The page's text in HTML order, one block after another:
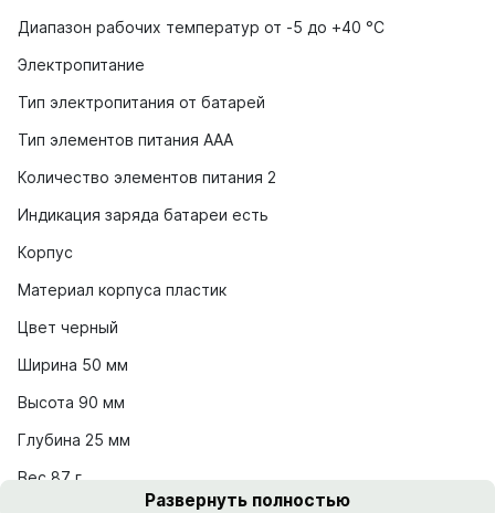
Диапазон рабочих температур от -5 до +40 °С
Электропитание
Тип электропитания от батарей
Тип элементов питания AAA
Количество элементов питания 2
Индикация заряда батареи есть
Корпус
Материал корпуса пластик
Цвет черный
Ширина 50 мм
Высота 90 мм
Глубина 25 мм
Вес 87 г
Развернуть полностью